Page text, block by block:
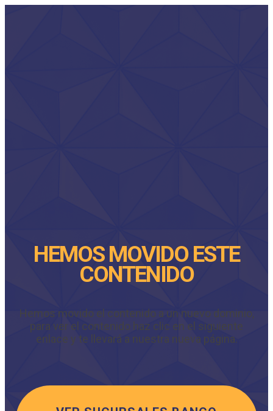
HEMOS MOVIDO ESTE
CONTENIDO
Hemos movido el contenido a un nuevo dominio,
para ver el contenido haz clic en el siguiente
enlace y te llevará a nuestra nueva página.